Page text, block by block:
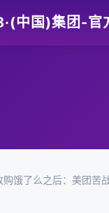
中国)集团-官
饿了么之后：美团苦